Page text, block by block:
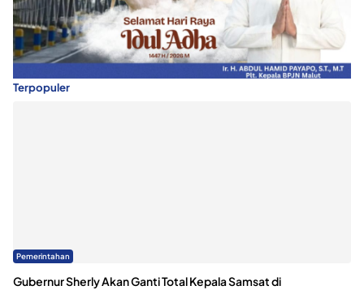
Terpopuler
Pemerintahan
Gubernur Sherly Akan Ganti Total Kepala Samsat di